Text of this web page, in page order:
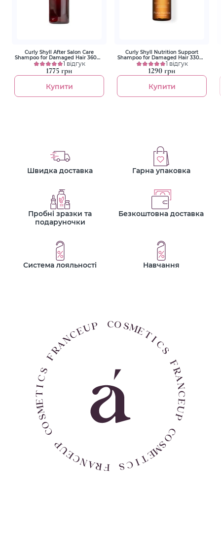
Curly Shyll After Salon Care
Shampoo for Damaged Hair 360ml
Відновлюючий шампунь для
дуже пошкодженого волосся
1 відгук
1775 грн
Купити
Curly Shyll Nutrition Support
Shampoo for Damaged Hair 330ml
Відновлюючий живильний
шампунь
1 відгук
1290 грн
Купити
Швидка доставка Гарна упаковка
Пробні зразки та
подаруночки
Безкоштовна доставка
Система лояльності Навчання